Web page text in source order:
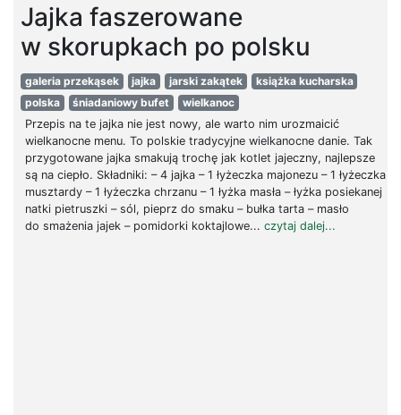
Jajka faszerowane
w skorupkach po polsku
galeria przekąsek jajka jarski zakątek
książka kucharska
polska
śniadaniowy bufet
wielkanoc
Przepis na te jajka nie jest nowy, ale warto nim urozmaicić
wielkanocne menu. To polskie tradycyjne wielkanocne danie. Tak
przygotowane jajka smakują trochę jak kotlet jajeczny, najlepsze
są na ciepło. Składniki: – 4 jajka – 1 łyżeczka majonezu – 1 łyżeczka
musztardy – 1 łyżeczka chrzanu – 1 łyżka masła – łyżka posiekanej
natki pietruszki – sól, pieprz do smaku – bułka tarta – masło
do smażenia jajek – pomidorki koktajlowe... czytaj dalej...